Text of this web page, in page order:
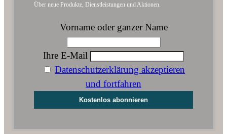
Über neue Produkte, Dienstleistungen und Aktionen.
Vorname oder ganzer Name
Ihre E-Mail
Datenschutzerklärung akzeptieren
und fortfahren